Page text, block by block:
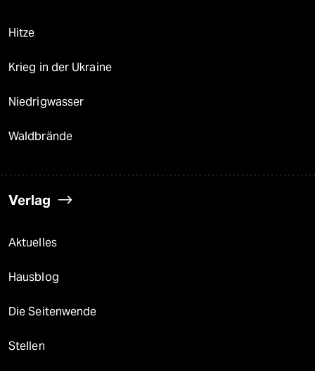
Hitze
Krieg in der Ukraine
Niedrigwasser
Waldbrände
Verlag
Aktuelles
Hausblog
Die Seitenwende
Stellen